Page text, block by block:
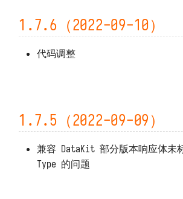
1.1.5（2021-08-25）
1.1.4（2021-08-24）
1.1.2（2021-08-24）
1.7.6（2022-09-10）
代码调整
1.7.5（2022-09-09）
兼容 DataKit 部分版本响应体未
Type 的问题